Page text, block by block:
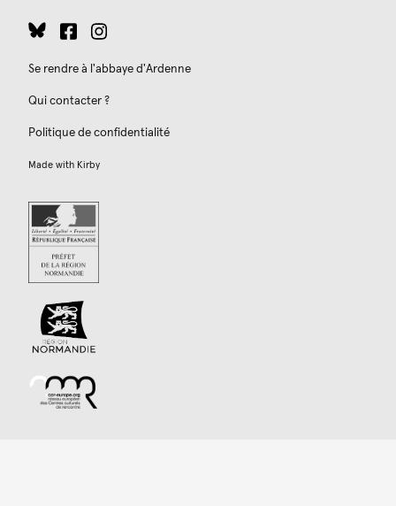
Se rendre à l'abbaye d'Ardenne
Qui contacter ?
Politique de confidentialité
Made with Kirby